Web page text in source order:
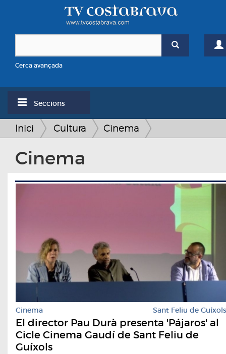
Cerca avançada
Seccions
Inici Cultura Cinema
Cinema
Cinema Sant Feliu de Guíxols
El director Pau Durà presenta 'Pájaros' al
Cicle Cinema Gaudí de Sant Feliu de
Guíxols